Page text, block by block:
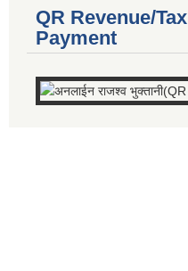
QR Revenue/Tax
Payment